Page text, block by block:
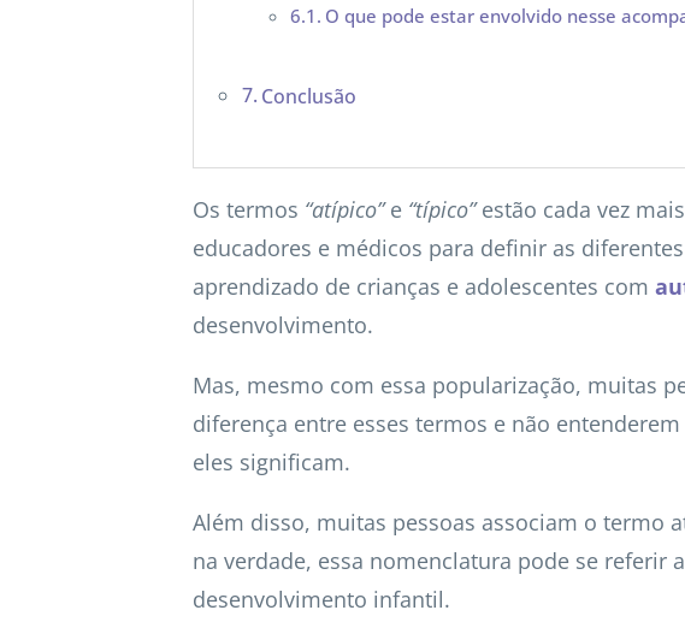
O que pode estar envolvido nesse
Conclusão
Os termos “atípico”e “típico”estão cada vez
educadores e médicos para definir as
aprendizado de crianças e adolescentes com
desenvolvimento.
Mas, mesmo com essa popularização, muitas
diferença entre esses termos e não
eles significam.
Além disso, muitas pessoas associam o termo
na verdade, essa nomenclatura pode se referir
desenvolvimento infantil.